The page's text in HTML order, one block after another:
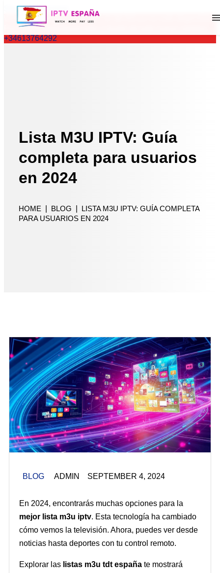
Skip to the content
WhatsApp antiguo (+34 657 22 86 83) ya no está disponible.
Por favor, contáctanos solo a través de este nuevo número.
+34613764292
Hogar
prueba Gratis 1H
Lista M3U IPTV: Guía
completa para usuarios
en 2024
HOME BLOG
LISTA M3U IPTV: GUÍA COMPLETA
PARA USUARIOS EN 2024
BLOG ADMIN SEPTEMBER 4, 2024
En 2024, encontrarás muchas opciones para la
mejor lista m3u iptv. Esta tecnología ha cambiado
cómo vemos la televisión. Ahora, puedes ver desde
noticias hasta deportes con tu control remoto.
Explorar las listas m3u tdt españa te mostrará